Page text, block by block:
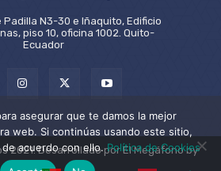
Padilla N3-30 e Iñaquito, Edificio
piso 10, oficina 1002. Quito-
Ecuador
2021. Desarrollado por El Megáfono by
asegurar que te damos la mejor
web. Si continúas usando este sitio,
de acuerdo con ello.Política de Cookies